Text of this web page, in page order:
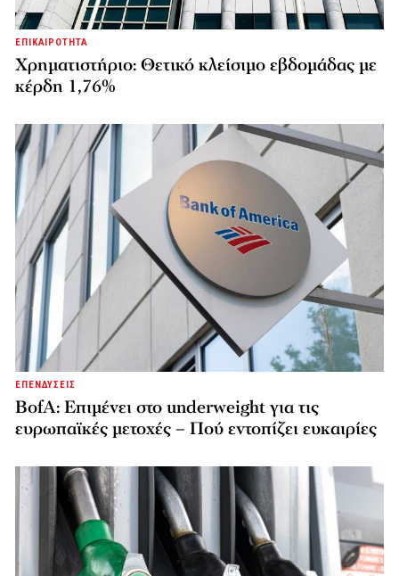
ΕΠΙΚΑΙΡΟΤΗΤΑ
Χρηματιστήριο: Θετικό κλείσιμο εβδομάδας με
κέρδη 1,76%
ΕΠΕΝΔΥΣΕΙΣ
BofA: Επιμένει στο underweight για τις
ευρωπαϊκές μετοχές – Πού εντοπίζει ευκαιρίες